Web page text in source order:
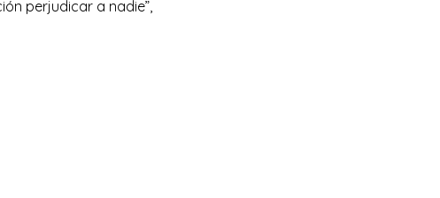
perjudicar a nadie”,